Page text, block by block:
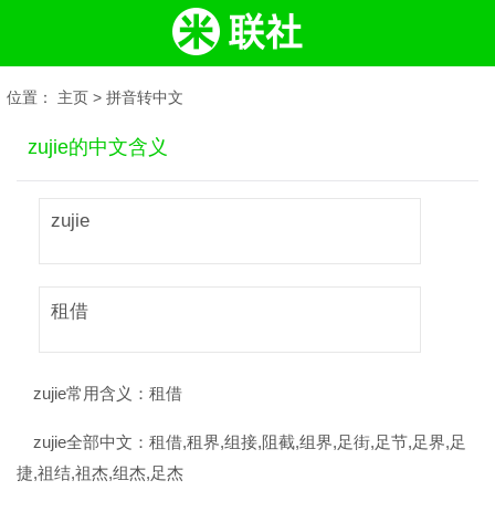
位置： 主页 > 拼音转中文
zujie的中文含义
zujie
租借
zujie常用含义： 租借
zujie全部中文： 租借,租界,组接,阻截,组界,足街,足节,足界,足
捷,祖结,祖杰,组杰,足杰